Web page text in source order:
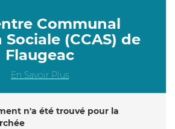
Communal
(CCAS) de
Flaugeac
En Savoir Plus
n'a été trouvé pour la